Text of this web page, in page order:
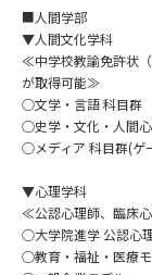
専門学校の資料請求
留学・進学関連、塾
大学入学共通テスト
配慮案内」の請求
幼稚園教員資格認定試
高等学校（情報）教
試験
■人間学部
▼人間文化学科
≪中学校教諭免許状（
が取得可能≫
○文学・言語 科目群
○史学・文化・人間
○メディア 科目群(ゲ
▼心理学科
≪公認心理師、臨床
○大学院進学 公認心
○教育・福祉・医療